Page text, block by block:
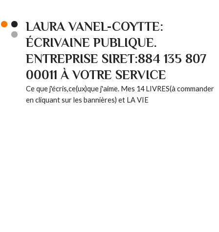
LAURA VANEL-COYTTE:
ÉCRIVAINE PUBLIQUE.
ENTREPRISE SIRET:884 135 807
00011 À VOTRE SERVICE
Ce que j'écris,ce(ux)que j'aime. Mes 14 LIVRES(à commander
en cliquant sur les bannières) et LA VIE